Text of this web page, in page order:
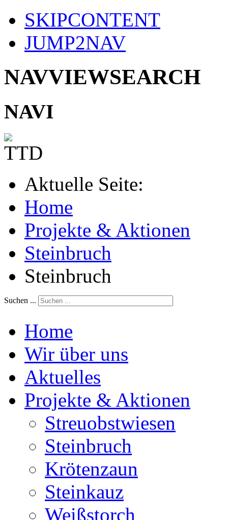
SKIPCONTENT
JUMP2NAV
NAVVIEWSEARCH
NAVI
Aktuelle Seite:
Home
Projekte & Aktionen
Steinbruch
Steinbruch
Suchen ...
Home
Wir über uns
Aktuelles
Projekte & Aktionen
Streuobstwiesen
Steinbruch
Krötenzaun
Steinkauz
Weißstorch